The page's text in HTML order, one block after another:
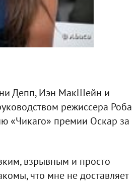
Депп, Иэн МакШейн и
режиссера Роба
«Чикаго» премии Оскар за
взрывным и просто
что мне не доставляет